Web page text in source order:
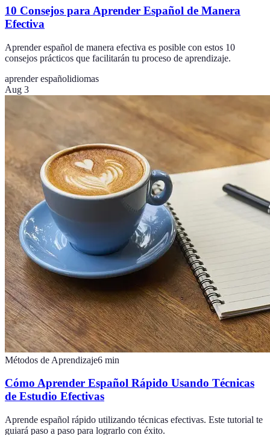
10 Consejos para Aprender Español de Manera
Efectiva
Aprender español de manera efectiva es posible con estos 10
consejos prácticos que facilitarán tu proceso de aprendizaje.
aprender españolidiomas
Aug 3
Métodos de Aprendizaje6 min
Cómo Aprender Español Rápido Usando Técnicas
de Estudio Efectivas
Aprende español rápido utilizando técnicas efectivas. Este tutorial te
guiará paso a paso para lograrlo con éxito.